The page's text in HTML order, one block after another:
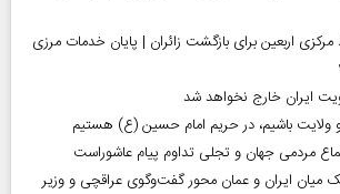
اربعین برای بازگشت زائران | پایان خدمات مرزی
ایران خارج نخواهد شد
باشیم، در حریم امام حسین (ع) هستیم
مردمی جهان و تجلی تداوم پیام عاشوراست
میان ایران و عمان محور گفت‌وگوی عراقچی و وزیر